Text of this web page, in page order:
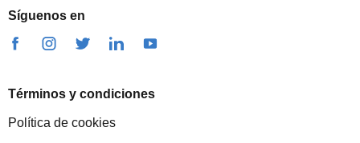
Síguenos en
Términos y condiciones
Política de cookies